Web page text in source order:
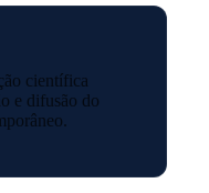
científica
e difusão do